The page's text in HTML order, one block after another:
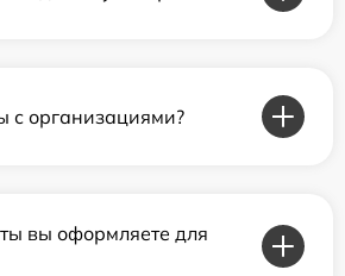
с организациями?
вы оформляете для